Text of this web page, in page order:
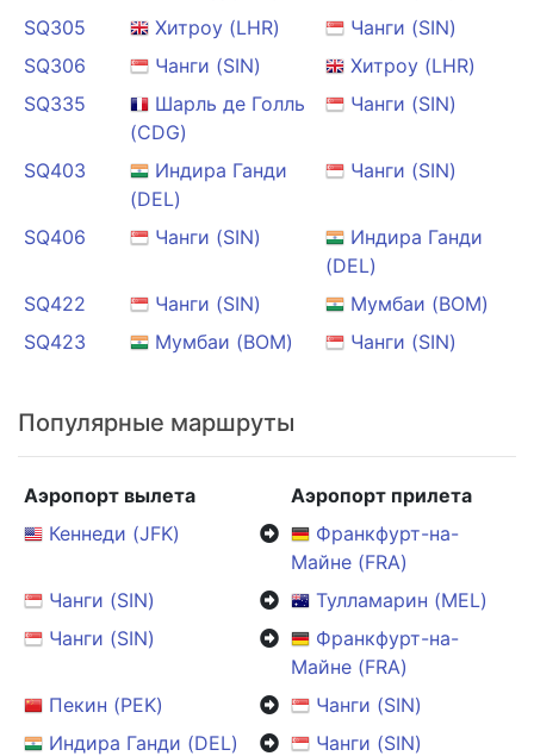
SQ305
Хитроу (LHR)
Чанги (SIN)
SQ306
Чанги (SIN)
Хитроу (LHR)
SQ335
Шарль де Голль
(CDG)
Чанги (SIN)
SQ403
Индира Ганди
(DEL)
Чанги (SIN)
SQ406 Чанги (SIN)
Индира Ганди
(DEL)
SQ422
Чанги (SIN)
Мумбаи (BOM)
SQ423
Мумбаи (BOM) Чанги (SIN)
Популярные маршруты
Аэропорт вылета
Аэропорт прилета
Кеннеди (JFK)
Франкфурт-на-
Майне (FRA)
Чанги (SIN)
Тулламарин (MEL)
Чанги (SIN)
Франкфурт-на-
Майне (FRA)
Пекин (PEK)
Чанги (SIN)
Индира Ганди (DEL)
Чанги (SIN)